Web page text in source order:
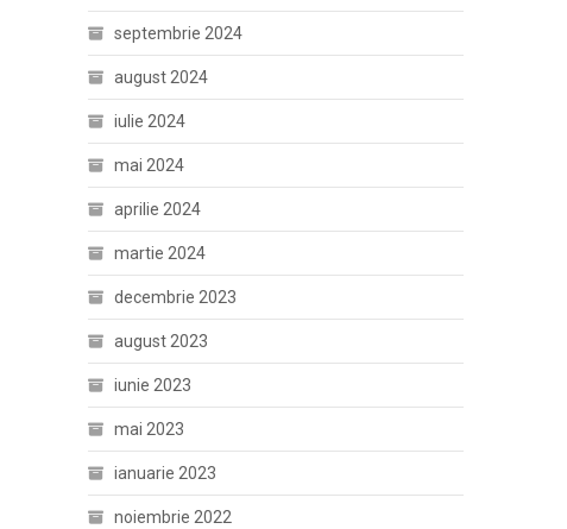
septembrie 2024
august 2024
iulie 2024
mai 2024
aprilie 2024
martie 2024
decembrie 2023
august 2023
iunie 2023
mai 2023
ianuarie 2023
noiembrie 2022